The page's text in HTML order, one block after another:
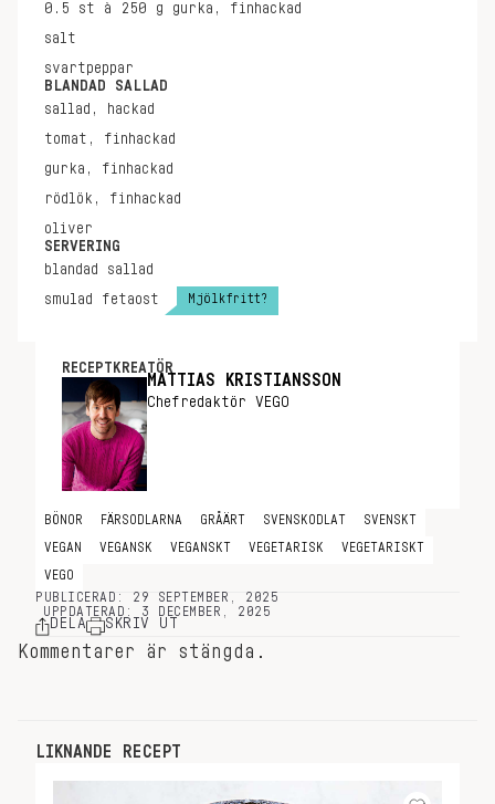
0.5 st à 250 g
gurka, finhackad
salt
svartpeppar
BLANDAD SALLAD
sallad, hackad
tomat, finhackad
gurka, finhackad
rödlök, finhackad
oliver
SERVERING
blandad sallad
smulad fetaost
Mjölkfritt?
RECEPTKREATÖR
MATTIAS KRISTIANSSON
Chefredaktör VEGO
BÖNOR FÄRSODLARNA GRÅÄRT SVENSKODLAT SVENSKT
VEGAN VEGANSK VEGANSKT VEGETARISK VEGETARISKT
VEGO
PUBLICERAD: 29 SEPTEMBER, 2025
UPPDATERAD: 3 DECEMBER, 2025
DELA SKRIV UT
Kommentarer är stängda.
LIKNANDE RECEPT